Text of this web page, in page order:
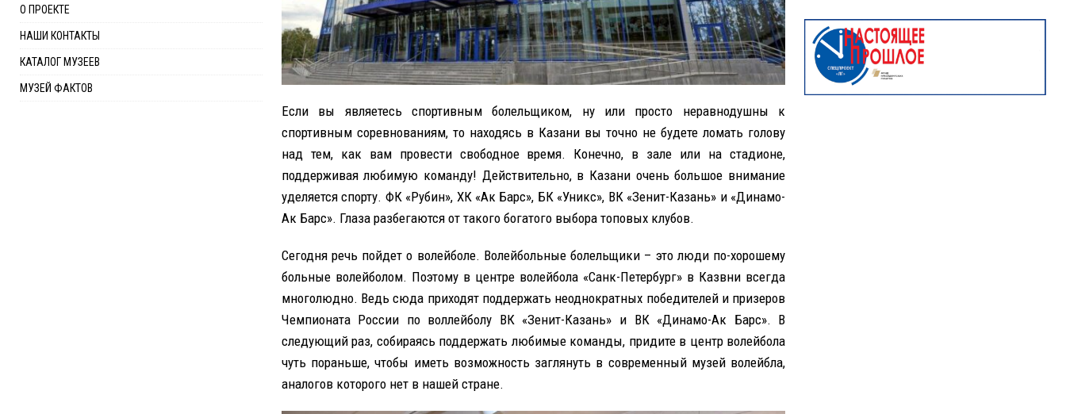
Если вы являетесь спортивным болельщиком, ну или просто неравнодушны к
спортивным соревнованиям, то находясь в Казани вы точно не будете ломать голову
над тем, как вам провести свободное время. Конечно, в зале или на стадионе,
поддерживая любимую команду! Действительно, в Казани очень большое внимание
уделяется спорту. ФК «Рубин», ХК «Ак Барс», БК «Уникс», ВК «Зенит-Казань» и «Динамо-
Ак Барс». Глаза разбегаются от такого богатого выбора топовых клубов.
Сегодня речь пойдет о волейболе. Волейбольные болельщики – это люди по-хорошему
больные волейболом. Поэтому в центре волейбола «Санк-Петербург» в Казвни всегда
многолюдно. Ведь сюда приходят поддержать неоднократных победителей и призеров
Чемпионата России по воллейболу ВК «Зенит-Казань» и ВК «Динамо-Ак Барс». В
следующий раз, собираясь поддержать любимые команды, придите в центр волейбола
чуть пораньше, чтобы иметь возможность заглянуть в современный музей волейбла,
аналогов которого нет в нашей стране.
О ПРОЕКТЕ
НАШИ КОНТАКТЫ
КАТАЛОГ МУЗЕЕВ
МУЗЕЙ ФАКТОВ